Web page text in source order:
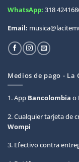
WhatsApp: 318
Email:
Medios de pago - La
1. App Bancolombia o
2. Cualquier tarjeta de
Wompi
3. Efectivo contra